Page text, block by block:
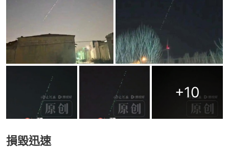
+10
損毀迅速